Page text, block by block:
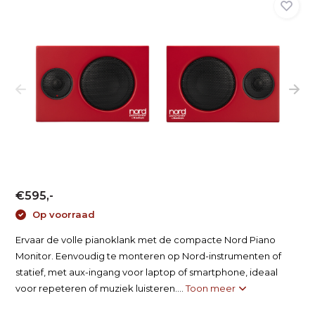
€595,-
Op voorraad
Ervaar de volle pianoklank met de compacte Nord Piano
Monitor. Eenvoudig te monteren op Nord-instrumenten of
statief, met aux-ingang voor laptop of smartphone, ideaal
voor repeteren of muziek luisteren....Toon meer